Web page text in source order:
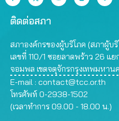
ติดต่อสภา
สภาองค์กรของผู้บริโภค (สภาผู้บริ
เลขที่ 110/1 ซอยลาดพร้าว 26 แ
จอมพล เขตจตุจักรกรุงเทพมหาน
E-mail : contact@tcc.or.th
โทรศัพท์ 0-2938-1502
(เวลาทำการ 09.00 - 18.00 น.)